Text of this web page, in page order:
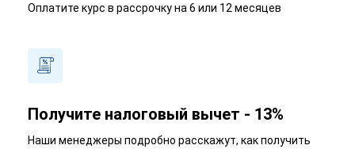
Оплатите курс в рассрочку на 6 или 12 месяцев
Получите налоговый вычет - 13%
Наши менеджеры подробно расскажут, как получить